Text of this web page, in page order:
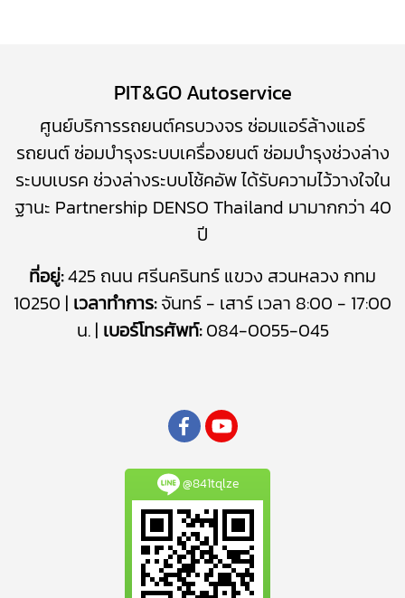
PIT&GO Autoservice
ศูนย์บริการรถยนต์ครบวงจร ซ่อมแอร์ล้างแอร์
รถยนต์​ ซ่อมบำรุงระบบเครื่องยนต์ซ่อมบำรุงช่วงล่าง
ระบบเบรค ช่วงล่างระบบโช้คอัพได้รับความไว้วางใจใน
ฐานะ Partnership DENSO Thailand มามากกว่า 40
ปี
ที่อยู่:425 ถนน ศรีนครินทร์ แขวง สวนหลวง กทม
10250 | เวลาทำการ:จันทร์ - เสาร์ เวลา 8:00 - 17:00
น. | เบอร์โทรศัพท์: 084-0055-045
@841tqlze